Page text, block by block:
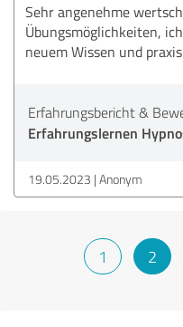
Sehr angenehme
Übungsmöglichkeiten,
neuem Wissen und
Erfahrungsbericht &
Erfahrungslernen
19.05.2023 Anonym
1 2